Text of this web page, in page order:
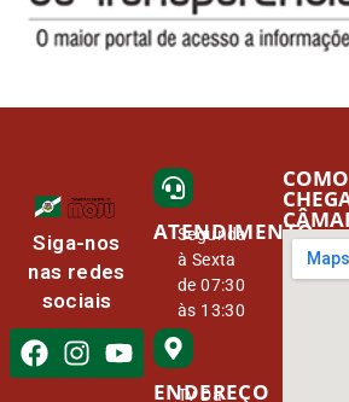
Siga-nos
nas redes
sociais
ATENDIMENTO
Segunda
à Sexta
de 07:30
às 13:30
ENDEREÇO
Tv Da
COMO